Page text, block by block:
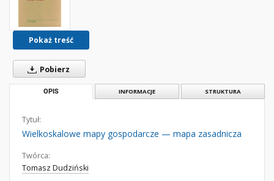
Pokaż treść
Pobierz
OPIS INFORMACJE STRUKTURA
Tytuł:
Wielkoskalowe mapy gospodarcze — mapa zasadnicza
Twórca:
Tomasz Dudziński